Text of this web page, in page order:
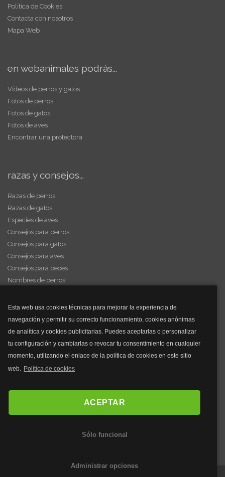
Esta web usa cookies técnicas para mejorar la experiencia de
navegación y permitir su correcto funcionamiento, cookies anónimas
de analítica y cookies publicitarias. Puedes aceptarlas o personalizar
tu configuración y cambiarlas o revocar tu consentimiento en cualquier
momento, utilizando el enlace de la política de cookies en este sitio
web. Política de cookies
ACEPTAR
Sólo funcional
Administrar opciones
Política de Cookies
Contacta con nosotros
Mapa Web
en webanimales podrás...
Vídeos de perros y gatos
Fotos de perros
Fotos de gatos
Fotos de aves
Encontrar una protectora
razas y consejos...
Razas de perros
Razas de gatos
Especies de aves
Consejos para perros
Consejos para gatos
Consejos para aves
Consejos para peces
Nombres de perros
y mucho más...